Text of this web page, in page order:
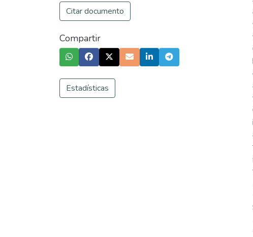
Citar documento
Compartir
Estadísticas